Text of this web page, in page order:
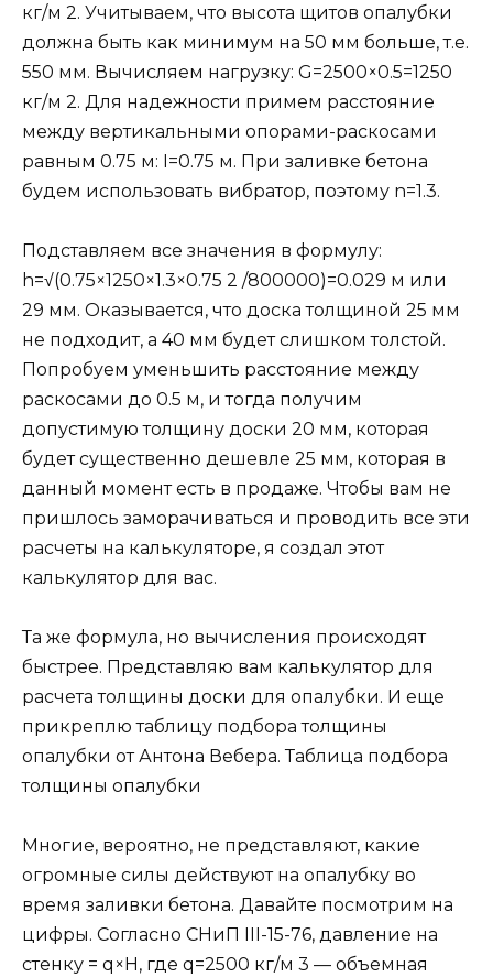
кг/м 2. Учитываем, что высота щитов опалубки
должна быть как минимум на 50 мм больше, т.е.
550 мм. Вычисляем нагрузку: G=2500×0.5=1250
кг/м 2. Для надежности примем расстояние
между вертикальными опорами-раскосами
равным 0.75 м: I=0.75 м. При заливке бетона
будем использовать вибратор, поэтому n=1.3.
Подставляем все значения в формулу:
h=√(0.75×1250×1.3×0.75 2 /800000)=0.029 м или
29 мм. Оказывается, что доска толщиной 25 мм
не подходит, а 40 мм будет слишком толстой.
Попробуем уменьшить расстояние между
раскосами до 0.5 м, и тогда получим
допустимую толщину доски 20 мм, которая
будет существенно дешевле 25 мм, которая в
данный момент есть в продаже. Чтобы вам не
пришлось заморачиваться и проводить все эти
расчеты на калькуляторе, я создал этот
калькулятор для вас.
Та же формула, но вычисления происходят
быстрее. Представляю вам калькулятор для
расчета толщины доски для опалубки. И еще
прикреплю таблицу подбора толщины
опалубки от Антона Вебера. Таблица подбора
толщины опалубки
Многие, вероятно, не представляют, какие
огромные силы действуют на опалубку во
время заливки бетона. Давайте посмотрим на
цифры. Согласно СНиП III-15-76, давление на
стенку = q×H, где q=2500 кг/м 3 — объемная